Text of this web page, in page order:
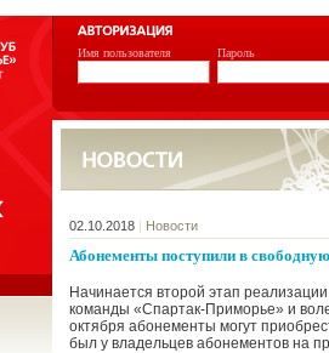
Имя пользователя Пароль
02.10.2018 | Новости
Абонементы поступили в
Начинается второй этап
команды «Спартак-Приморье» и
октября абонементы могут
был у владельцев абонементов на